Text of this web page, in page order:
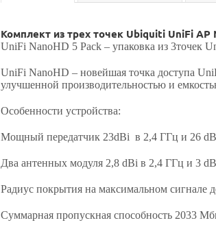
Комплект из трех точек Ubiquiti UniFi AP
UniFi NanoHD 5 Pack – упаковка из 3точек
UniFi NanoHD – новейшая точка доступа
улучшенной производительностью и
Особенности устройства:
Мощный передатчик 23dBi в 2,4 ГГц и 26
Два антенных модуля 2,8 dBi в 2,4 ГГц и 3
Радиус покрытия на максимальном сигнале
Суммарная пропускная способность 2033